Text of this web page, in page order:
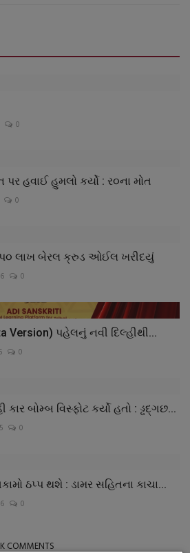
0
હવાઈ હુમલો કર્યો : ર૦ના મોત
0
પ૦ લાખ બેરલ ક્રુડ ઓઈલ ખરીદયું
0
Version) પહેલનું નવી દિલ્હીથી...
0
બોમ્બ વિસ્ફોટ કર્યો હતો : ડ્ઢદ્ગછ...
0
ઠપ્પ થશે : ડામર સહિતના કાચા...
0
COMMENTS